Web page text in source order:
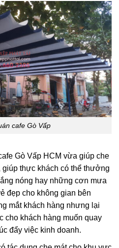
cafe Gò Vấp
Gò Vấp HCM vừa giúp che
giúp thực khách có thể thưởng
nóng hay những cơn mưa
đẹp cho không gian bên
mắt khách hàng nhưng lại
cho khách hàng muốn quay
đẩy việc kinh doanh.